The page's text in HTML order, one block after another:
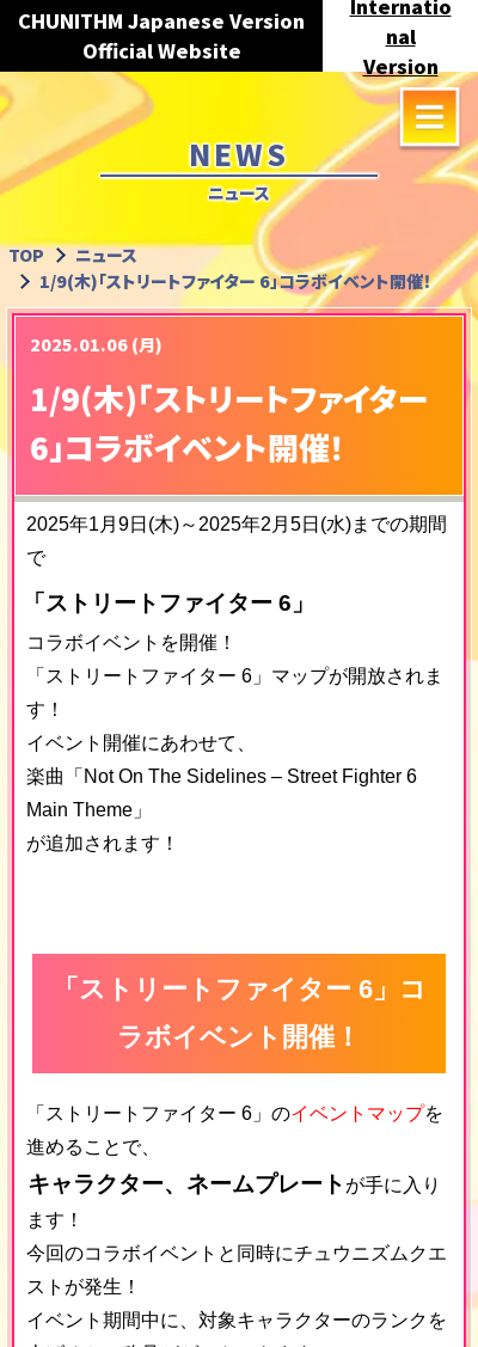
CHUNITHM Japanese Version
Official Website
nal
Version
NEWS
ニュース
TOP
ニュース
1/9(木)「ストリートファイター 6」コラボイベント開催！
2025.01.06 (月)
1/9(木)「ストリートファイター
6」コラボイベント開催！
2025年1月9日(木)～2025年2月5日(水)までの期間
で
「ストリートファイター 6」
コラボイベントを開催！
「ストリートファイター 6」マップが開放されま
す！
イベント開催にあわせて、
楽曲「Not On The Sidelines – Street Fighter 6
Main Theme」
が追加されます！
「ストリートファイター 6」コ
ラボイベント開催！
「ストリートファイター 6」のイベントマップを
進めることで、
キャラクター、ネームプレート が手に入り
ます！
今回のコラボイベントと同時にチュウニズムクエ
ストが発生！
イベント期間中に、対象キャラクターのランクを